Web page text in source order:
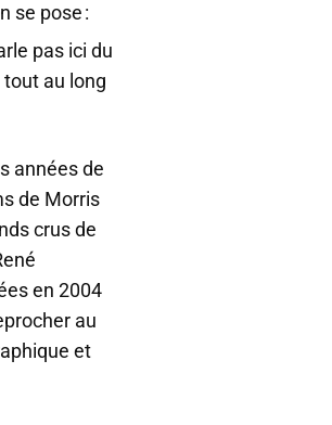
se pose :
pas ici du
au long
années de
de Morris
crus de
en 2004
au
et